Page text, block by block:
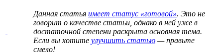
Данная статья имеет статус «готовой». Это не
говорит о качестве статьи , однако в ней уже в
достаточной степени раскрыта основная тема.
Если вы хотите улучшить статью — правьте
смело!